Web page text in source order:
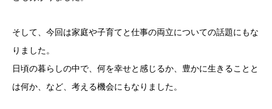
そして、今回は家庭や子育てと仕事の両立についての話題にもな
りました。
日頃の暮らしの中で、何を幸せと感じるか、豊かに生きることと
は何か、など、考える機会にもなりました。